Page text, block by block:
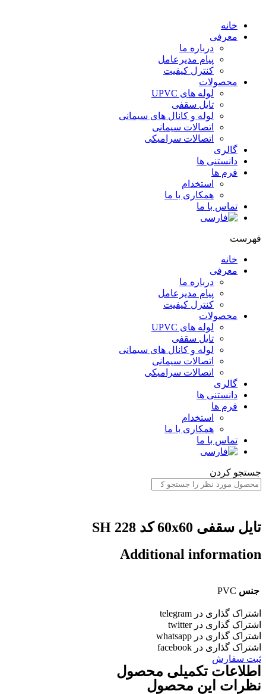
خانه
معرفی
درباره ما
پیام مدیرعامل
کنترل کیفیت
محصولات
لوله های UPVC
تایل سقفی
لوله و کانال های سیمانی
اتصالات سیمانی
اتصالات سرامیکی
گالری
دانستنی ها
فرم ها
استخدام
همکاری با ما
تماس با ما
فهرست
خانه
معرفی
درباره ما
پیام مدیرعامل
کنترل کیفیت
محصولات
لوله های UPVC
تایل سقفی
لوله و کانال های سیمانی
اتصالات سیمانی
اتصالات سرامیکی
گالری
دانستنی ها
فرم ها
استخدام
همکاری با ما
تماس با ما
جستجو کردن
تایل سقفی 60x60 کد SH 228
Additional information
جنس PVC
اشتراک گذاری در telegram
اشتراک گذاری در twitter
اشتراک گذاری در whatsapp
اشتراک گذاری در facebook
ثبت سفارش
اطلاعات تکمیلی محصول
نظرات این محصول